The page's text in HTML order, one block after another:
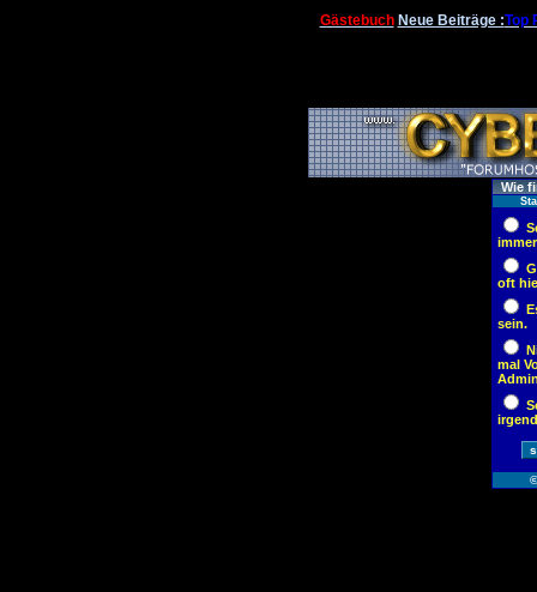
Gästebuch Neue Beiträge :Top